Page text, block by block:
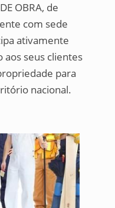
OBRA, de
com sede
ativamente
seus clientes
para
nacional.